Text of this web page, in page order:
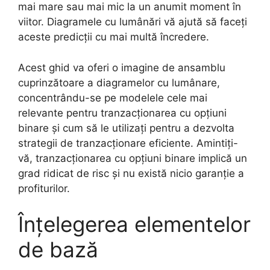
mai mare sau mai mic la un anumit moment în
viitor. Diagramele cu lumânări vă ajută să faceți
aceste predicții cu mai multă încredere.
Acest ghid va oferi o imagine de ansamblu
cuprinzătoare a diagramelor cu lumânare,
concentrându-se pe modelele cele mai
relevante pentru tranzacționarea cu opțiuni
binare și cum să le utilizați pentru a dezvolta
strategii de tranzacționare eficiente. Amintiți-
vă, tranzacționarea cu opțiuni binare implică un
grad ridicat de risc și nu există nicio garanție a
profiturilor.
Înțelegerea elementelor
de bază